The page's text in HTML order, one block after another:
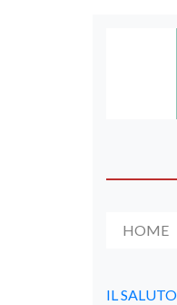
HOME
IL SALUTO